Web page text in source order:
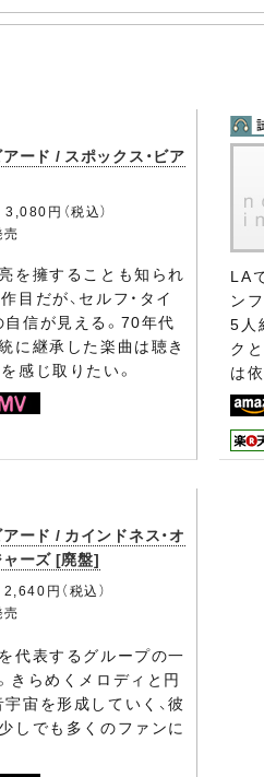
ード / スポックス・ビア
円（税込）
売
を擁することも知られ
目だが、セルフ・タイ
信が見える。70年代
に継承した楽曲は聴き
感じ取りたい。
LA
ン
5人
ク
は
ード / カインドネス・オ
ャーズ [廃盤]
円（税込）
売
代表するグループの一
きらめくメロディと円
宙を形成していく、彼
しでも多くのファンに